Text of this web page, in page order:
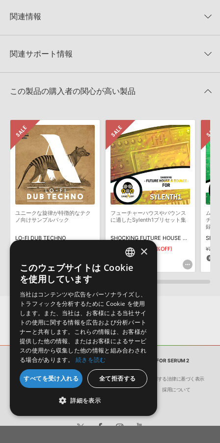
★5
★4
★1
0%
KONTAKTフォーマットは、
でお使いいただけます。無償版のKONTAKT PLAYERではお使いい
4GBを超えるデータに関するご注意：
FAT32でフォーマットされた
きます際には、NTFSやHFS＋でフォーマットされたHDDをご用意
いただく必要がございます。
知らせするメールの2通が送信されます。メールに記載されており
ます説明に沿って、製品のダウンロード／導入を行って下さい。
サンプルパック製品には、原則として日本語版操作マニュアルをご
用意しておりません。ご購入後のご不明点や詳細に関するお問い合
わせなどはテクニカルサポート
までご連絡ください。
デモソングは、製品収録サウンドを使ってできることを紹介するた
めのデモンストレーション用の楽曲です。原則として、デモソング
そのものをお使いいただくことはできません。また、デモソングを
構成する全てのサウンドが、サンプルパックに含まれていることを
保証するものではありません。
しかねます。
関連情報
50%OFF！サマーセール！
関連サポート情報
2025.09.16
おります。ご覧頂くには、該当する製品をご購入頂く必要がございます。
SHOCKING HYBRID TRAP FOR SERUM 2のサポート情報
この製品の購入者の関心が高い製品
ユニークな旋律が特徴的なテク
ノ向けサンプルパック
LO-FI DUB TECHNO
フューチャーハウスやバウンス
に適したSylenth1プリセット集
SHOCKING FUTURE HOUSE BOUNCE FOR SYLENTH1
¥2,530 ¥1,265(50%OFF)
63pt
ムー
チー
録
サンプルパック SHOCKING HYBRID TRAP FOR SERUM 2
会社概要 環境保護（CSR）への取り組み
特定商取引に関する法律に基づく表示
サイト動作環境
利用規約 個人情報の保護について 採用について
ENGLISH
×
このウェブサイトは Cookie
を使用しています
当社はコンテンツや広告をパーソナライズし、
トラフィックを分析するために Cookie を使用
します。また、当社は、お客様による当社サイ
トの使用に関する情報を広告および分析パート
ナーと共有します。これらの情報は、お客様が
提供した他の情報、またはお客様によるサービ
スの使用から収集した他の情報と組み合わされ
る場合があります。
続きを読む
すべてを受け入れる 全て拒否する
詳細を表示